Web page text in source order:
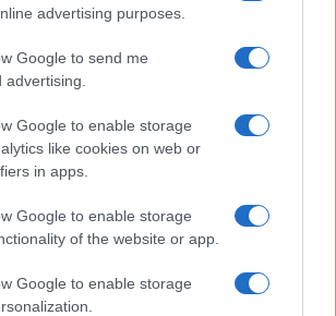
advertising purposes.
Google to send me
Google to enable storage
like cookies on web or
in apps.
Google to enable storage
of the website or app.
Google to enable storage
Susanna: un bombero
pierde la vida…